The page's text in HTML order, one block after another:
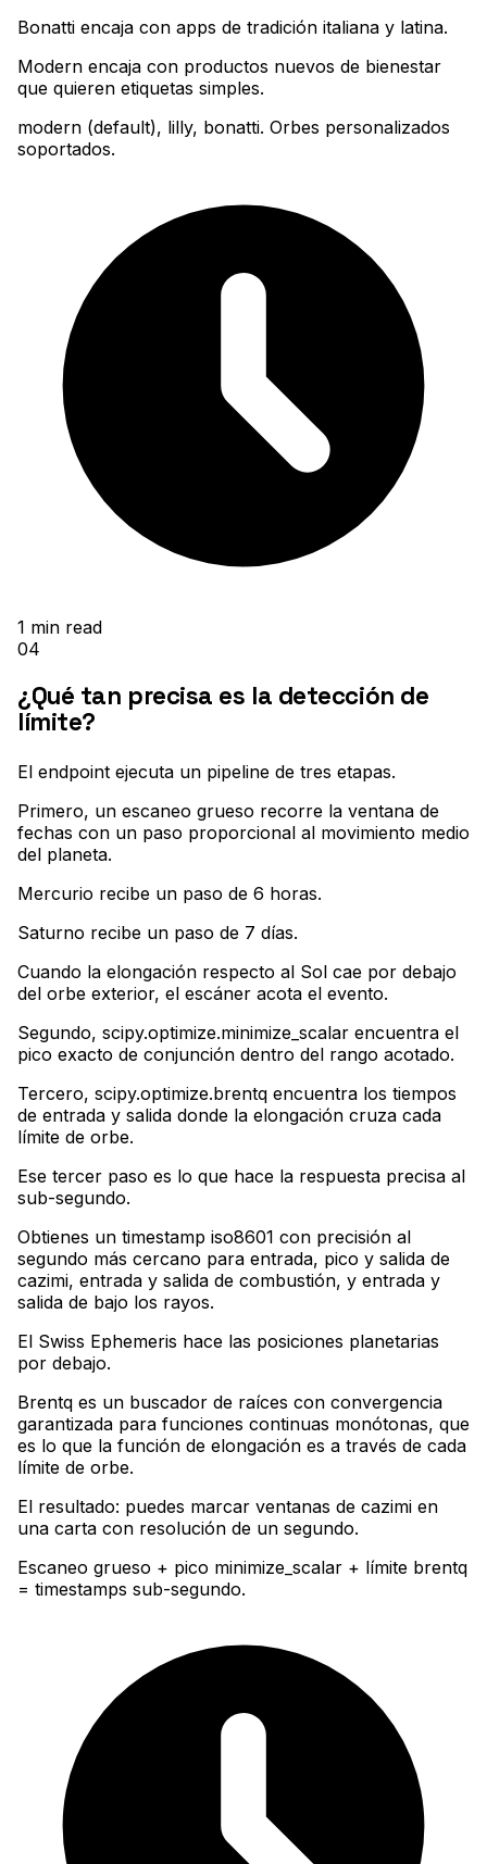
Bonatti encaja con apps de tradición italiana y latina.
Modern encaja con productos nuevos de bienestar
que quieren etiquetas simples.
modern (default), lilly, bonatti. Orbes personalizados
soportados.
1 min read
04
¿Qué tan precisa es la detección de
límite?
El endpoint ejecuta un pipeline de tres etapas.
Primero, un escaneo grueso recorre la ventana de
fechas con un paso proporcional al movimiento medio
del planeta.
Mercurio recibe un paso de 6 horas.
Saturno recibe un paso de 7 días.
Cuando la elongación respecto al Sol cae por debajo
del orbe exterior, el escáner acota el evento.
Segundo, scipy.optimize.minimize_scalar encuentra el
pico exacto de conjunción dentro del rango acotado.
Tercero, scipy.optimize.brentq encuentra los tiempos
de entrada y salida donde la elongación cruza cada
límite de orbe.
Ese tercer paso es lo que hace la respuesta precisa al
sub-segundo.
Obtienes un timestamp iso8601 con precisión al
segundo más cercano para entrada, pico y salida de
cazimi, entrada y salida de combustión, y entrada y
salida de bajo los rayos.
El Swiss Ephemeris hace las posiciones planetarias
por debajo.
Brentq es un buscador de raíces con convergencia
garantizada para funciones continuas monótonas, que
es lo que la función de elongación es a través de cada
límite de orbe.
El resultado: puedes marcar ventanas de cazimi en
una carta con resolución de un segundo.
Escaneo grueso + pico minimize_scalar + límite brentq
= timestamps sub-segundo.